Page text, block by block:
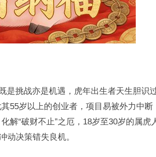
是挑战亦是机遇，虎年出生者天生胆识
其55岁以上的创业者，项目易被外力中
解“破财不止”之厄，18岁至30岁的属虎
动决策错失良机。